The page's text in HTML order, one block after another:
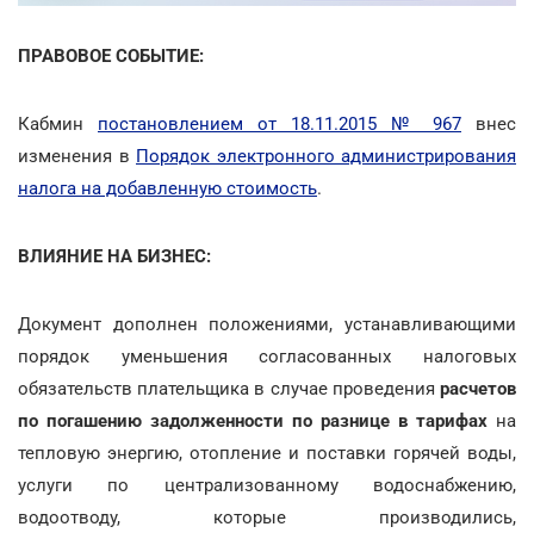
ПРАВОВОЕ СОБЫТИЕ:
Кабмин постановлением от 18.11.2015 № 967 внес
изменения в Порядок электронного администрирования
налога на добавленную стоимость.
ВЛИЯНИЕ НА БИЗНЕС:
Документ дополнен положениями, устанавливающими
порядок уменьшения согласованных налоговых
обязательств плательщика в случае проведения расчетов
по погашению задолженности по разнице в тарифах на
тепловую энергию, отопление и поставки горячей воды,
услуги по централизованному водоснабжению,
водоотводу, которые производились,